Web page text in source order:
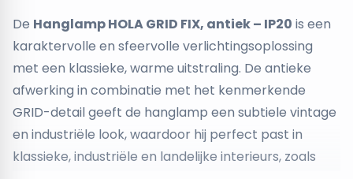
De Hanglamp HOLA GRID FIX, antiek – IP20 is een
karaktervolle en sfeervolle verlichtingsoplossing
met een klassieke, warme uitstraling. De antieke
afwerking in combinatie met het kenmerkende
GRID-detail geeft de hanglamp een subtiele vintage
en industriële look, waardoor hij perfect past in
klassieke, industriële en landelijke interieurs, zoals